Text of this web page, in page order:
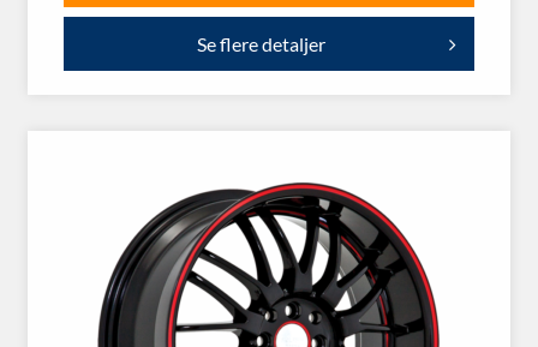
Se flere detaljer